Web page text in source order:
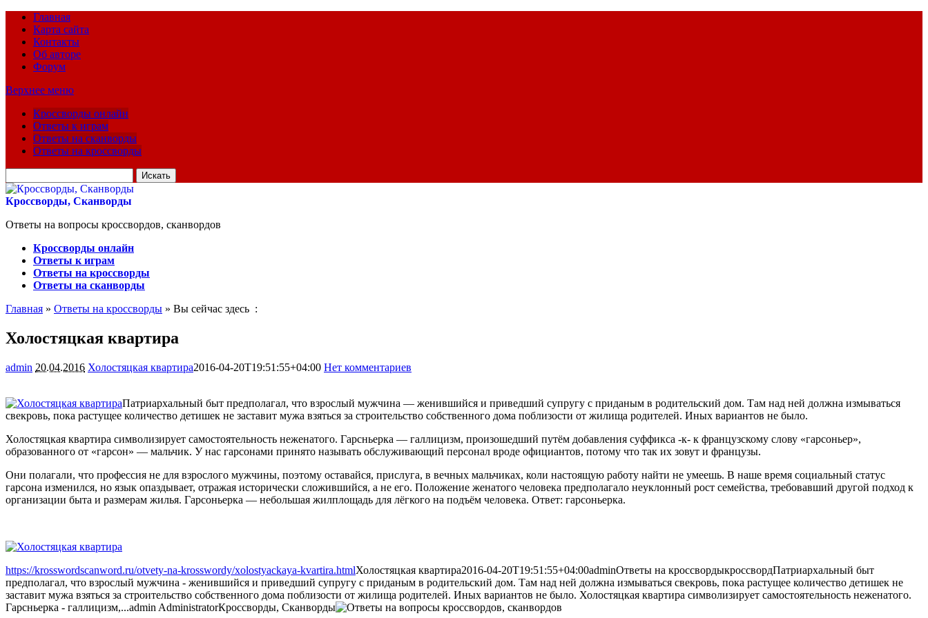
Главная
Карта сайта
Контакты
Об авторе
Форум
Верхнее меню
Кроссворды онлайн
Ответы к играм
Ответы на сканворды
Ответы на кроссворды
для:
Кроссворды, Сканворды
Ответы на вопросы кроссвордов, сканвордов
Кроссворды онлайн
Ответы к играм
Ответы на кроссворды
Ответы на сканворды
Главная » Ответы на кроссворды » Вы сейчас здесь :
Холостяцкая квартира
admin 20.04.2016 Холостяцкая квартира2016-04-20T19:51:55+04:00 Нет комментариев
Патриархальный быт предполагал, что взрослый мужчина — женившийся и приведший супругу с приданым в родительский дом. Там над ней должна измываться
свекровь, пока растущее количество детишек не заставит мужа взяться за строительство собственного дома поблизости от жилища родителей. Иных вариантов не было.
Холостяцкая квартира символизирует самостоятельность неженатого. Гарсньерка — галлицизм, произошедший путём добавления суффикса -к- к французскому слову «гарсоньер»,
образованного от «гарсон» — мальчик. У нас гарсонами принято называть обслуживающий персонал вроде официантов, потому что так их зовут и французы.
Они полагали, что профессия не для взрослого мужчины, поэтому оставайся, прислуга, в вечных мальчиках, коли настоящую работу найти не умеешь. В наше время социальный статус
гарсона изменился, но язык опаздывает, отражая исторически сложившийся, а не его. Положение женатого человека предполагало неуклонный рост семейства, требовавший другой подход к
организации быта и размерам жилья. Гарсоньерка — небольшая жилплощадь для лёгкого на подъём человека. Ответ: гарсоньерка.
https://krosswordscanword.ru/otvety-na-krosswordy/xolostyackaya-kvartira.htmlХолостяцкая квартира2016-04-20T19:51:55+04:00adminОтветы на кроссвордыкроссвордПатриархальный быт
предполагал, что взрослый мужчина - женившийся и приведший супругу с приданым в родительский дом. Там над ней должна измываться свекровь, пока растущее количество детишек не
заставит мужа взяться за строительство собственного дома поблизости от жилища родителей. Иных вариантов не было. Холостяцкая квартира символизирует самостоятельность неженатого.
Гарсньерка - галлицизм,...admin AdministratorКроссворды, Сканворды